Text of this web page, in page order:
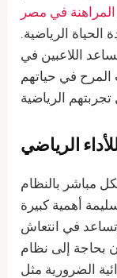
المراهنة في مصر
الرياضية.
اللاعبين في
المرح في حياتهم
الرياضي
مباشر بالنظام
أهمية كبيرة
في انتعاش
بحاجة إلى نظام
الضرورية مثل